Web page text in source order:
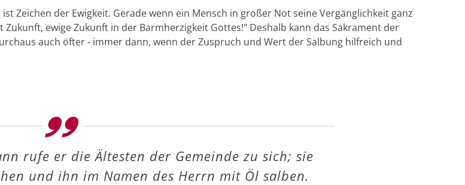
Zeichen der Ewigkeit. Gerade wenn ein Mensch in großer Not seine Vergänglichkeit ganz
ewige Zukunft in der Barmherzigkeit Gottes!" Deshalb kann das Sakrament der
auch öfter - immer dann, wenn der Zuspruch und Wert der Salbung hilfreich und
rufe er die Ältesten der Gemeinde zu sich; sie
und ihn im Namen des Herrn mit Öl salben.